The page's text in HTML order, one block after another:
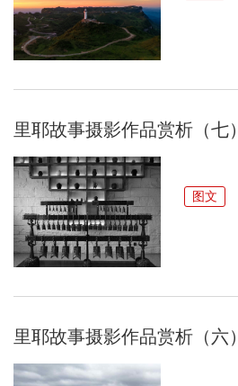
里耶故事摄影作品赏析（七）
图文
里耶故事摄影作品赏析（六）